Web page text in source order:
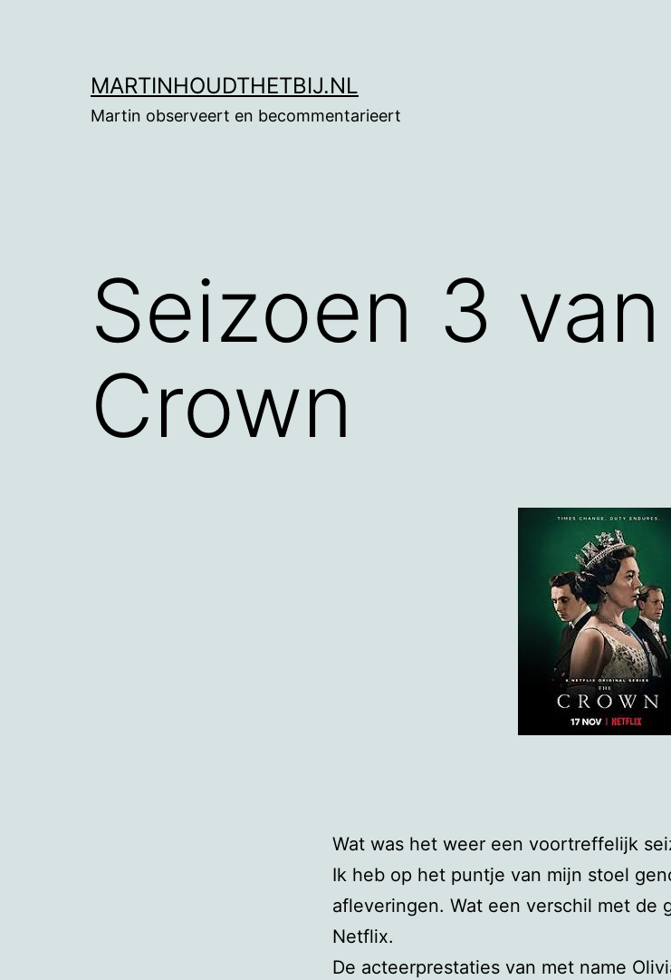
MARTINHOUDTHETBIJ.NL
Martin observeert en becommentarieert
Seizoen 3
Crown
Wat was het weer een voortreffelijk
Ik heb op het puntje van mijn stoel
afleveringen. Wat een verschil met de
Netflix.
De acteerprestaties van met name